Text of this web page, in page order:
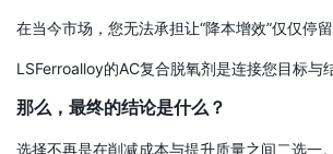
在当今市场，您无法承担让“降本增效”仅仅停
LSFerroalloy的AC复合脱氧剂是连接您目标与
那么，最终的结论是什么？
选择不再是在削减成本与提升质量之间二选一